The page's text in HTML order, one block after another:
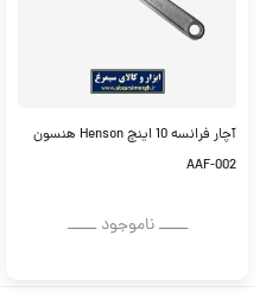
آچار فرانسه 10 اینچ Henson هنسون
AAF-002
ــــــ ناموجود ــــــ